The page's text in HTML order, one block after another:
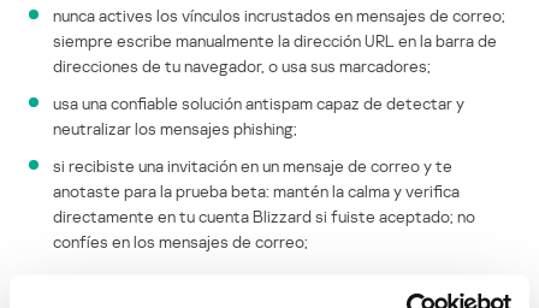
nunca actives los vínculos incrustados en mensajes de correo;
siempre escribe manualmente la dirección URL en la barra de
direcciones de tu navegador, o usa sus marcadores;
usa una confiable solución antispam capaz de detectar y
neutralizar los mensajes phishing;
si recibiste una invitación en un mensaje de correo y te
anotaste para la prueba beta: mantén la calma y verifica
directamente en tu cuenta Blizzard si fuiste aceptado; no
confíes en los mensajes de correo;
Además de las invitaciones fraudulentas, ya hemos detectado las